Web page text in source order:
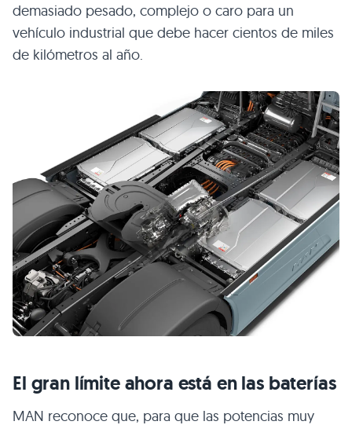
demasiado pesado, complejo o caro para un
vehículo industrial que debe hacer cientos de miles
de kilómetros al año.
El gran límite ahora está en las baterías
MAN reconoce que, para que las potencias muy